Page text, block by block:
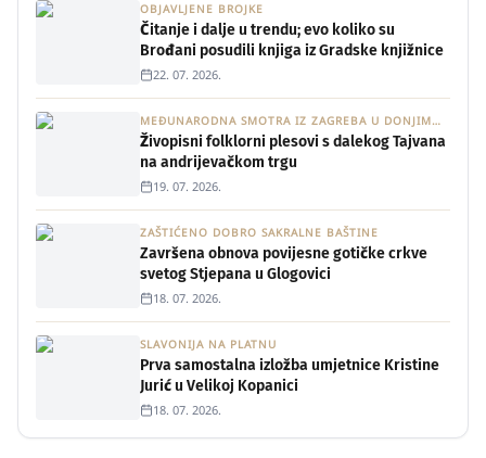
OBJAVLJENE BROJKE
Čitanje i dalje u trendu; evo koliko su
Brođani posudili knjiga iz Gradske knjižnice
22. 07. 2026.
MEĐUNARODNA SMOTRA IZ ZAGREBA U DONJIM
ANDRIJEVCIMA
Živopisni folklorni plesovi s dalekog Tajvana
na andrijevačkom trgu
19. 07. 2026.
ZAŠTIĆENO DOBRO SAKRALNE BAŠTINE
Završena obnova povijesne gotičke crkve
svetog Stjepana u Glogovici
18. 07. 2026.
SLAVONIJA NA PLATNU
Prva samostalna izložba umjetnice Kristine
Jurić u Velikoj Kopanici
18. 07. 2026.